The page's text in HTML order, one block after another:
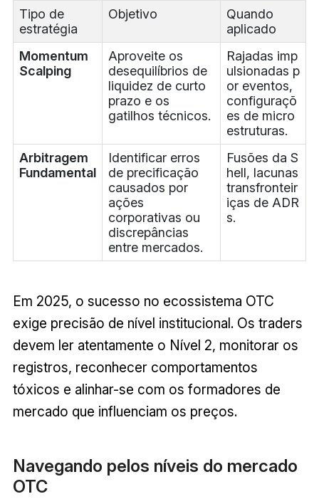
Tipo de
estratégia
Objetivo
Quando
aplicado
Momentum
Scalping
Aproveite os
desequilíbrios de
liquidez de curto
prazo e os
gatilhos técnicos.
Rajadas imp
ulsionadas p
or eventos,
configuraçõ
es de micro
estruturas.
Arbitragem
Fundamental
Identificar erros
de precificação
causados por
ações
corporativas ou
discrepâncias
entre mercados.
Fusões da S
hell, lacunas
transfronteir
iças de ADR
s.
Em 2025, o sucesso no ecossistema OTC
exige precisão de nível institucional. Os traders
devem ler atentamente o Nível 2, monitorar os
registros, reconhecer comportamentos
tóxicos e alinhar-se com os formadores de
mercado que influenciam os preços.
Navegando pelos níveis do mercado
OTC